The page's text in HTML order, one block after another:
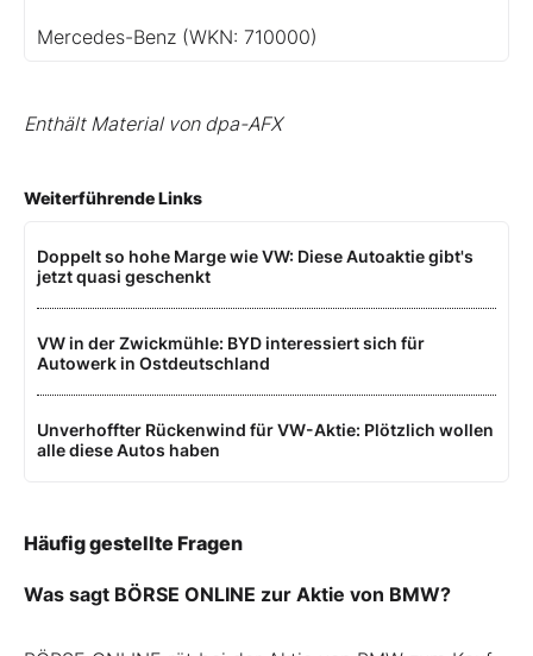
Mercedes-Benz (WKN: 710000)
Enthält Material von dpa-AFX
Weiterführende Links
Doppelt so hohe Marge wie VW: Diese Autoaktie gibt's
jetzt quasi geschenkt
VW in der Zwickmühle: BYD interessiert sich für
Autowerk in Ostdeutschland
Unverhoffter Rückenwind für VW-Aktie: Plötzlich wollen
alle diese Autos haben
Häufig gestellte Fragen
Was sagt BÖRSE ONLINE zur Aktie von BMW?